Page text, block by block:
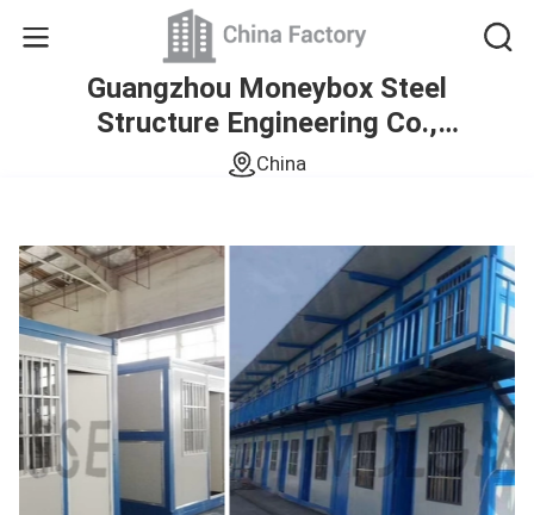
Guangzhou Moneybox Steel
Structure Engineering Co.,
Ltd.
China